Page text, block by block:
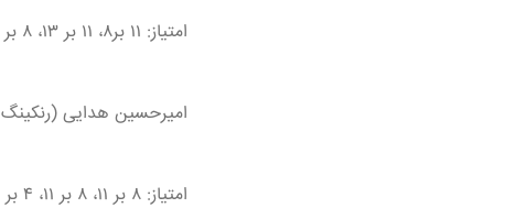
امتیاز: ۱۱ بر۸، ۱۱ بر ۱۳، ۸ بر ۱۱ و ۱۱ بر ۱۳
امیرحسین هدایی (رنکینگ ۲۲۴ جهان) صفر - وانگ چوکین (رنکینگ ۱ جهان) ۳
امتیاز: ۸ بر ۱۱، ۸ بر ۱۱، ۴ بر ۱۱